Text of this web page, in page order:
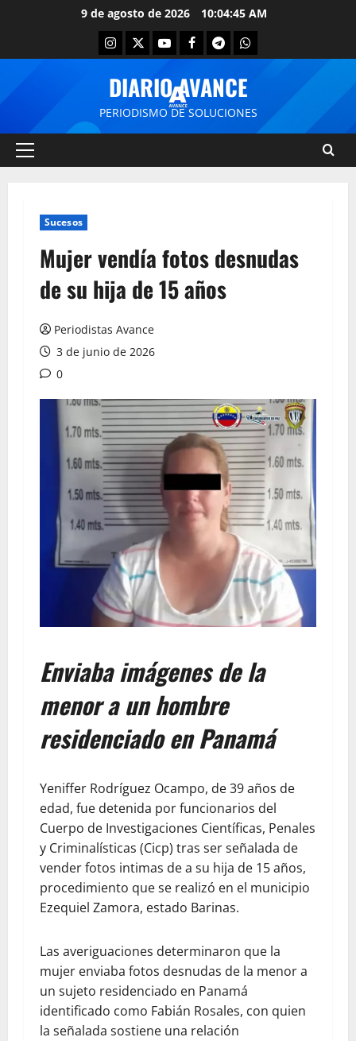
9 de agosto de 2026 10:04:46 AM
DIARIO AVANCE
PERIODISMO DE SOLUCIONES
Sucesos
Mujer vendía fotos desnudas
de su hija de 15 años
Periodistas Avance
3 de junio de 2026
0
Enviaba imágenes de la
menor a un hombre
residenciado en Panamá
Yeniffer Rodríguez Ocampo, de 39 años de
edad, fue detenida por funcionarios del
Cuerpo de Investigaciones Científicas, Penales
y Criminalísticas (Cicp) tras ser señalada de
vender fotos intimas de a su hija de 15 años,
procedimiento que se realizó en el municipio
Ezequiel Zamora, estado Barinas.
Las averiguaciones determinaron que la
mujer enviaba fotos desnudas de la menor a
un sujeto residenciado en Panamá
identificado como Fabián Rosales, con quien
la señalada sostiene una relación